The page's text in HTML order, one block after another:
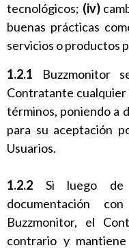
tecnológicos; (iv)
buenas prácticas
servicios o productos
1.2.1
Buzzmonitor
Contratante cualquier
términos, poniendo a
para su aceptación
Usuarios.
1.2.2 Si luego de
documentación
Buzzmonitor, el
contrario y